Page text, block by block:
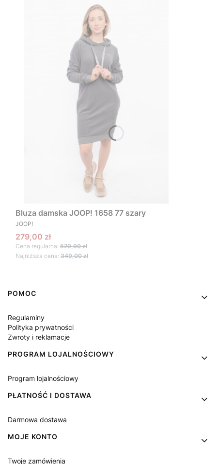
Bluza damska JOOP! 1658 77 szary
PRODUCENT
JOOP!
Cena promocyjna
279,00 zł
Cena regularna: 529,90 zł
Najniższa cena: 349,00 zł
Linki w stopce
POMOC
Regulaminy
Polityka prywatności
Zwroty i reklamacje
PROGRAM LOJALNOŚCIOWY
Program lojalnościowy
PŁATNOŚĆ I DOSTAWA
Darmowa dostawa
MOJE KONTO
Twoje zamówienia